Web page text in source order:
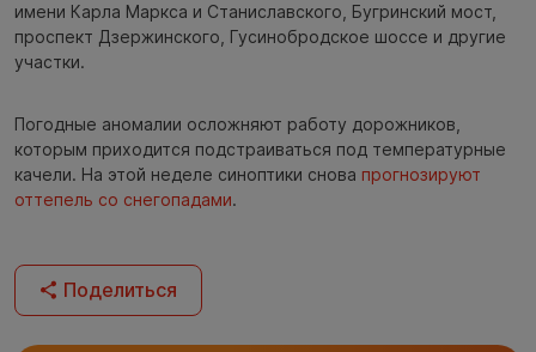
имени Карла Маркса и Станиславского, Бугринский мост,
проспект Дзержинского, Гусинобродское шоссе и другие
участки.
Погодные аномалии осложняют работу дорожников,
которым приходится подстраиваться под температурные
качели. На этой неделе синоптики снова прогнозируют
оттепель со снегопадами.
Поделиться